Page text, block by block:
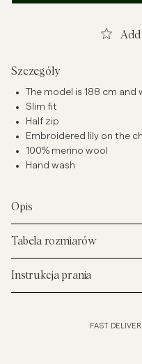
Szczegóły
The model is 188 cm and
Slim fit
Half zip
Embroidered lily on the
100% merino wool
Hand wash
Opis
Tabela rozmiarów
Instrukcja prania
FAST